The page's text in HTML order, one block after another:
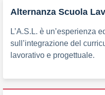
Alternanza Scuola
L’A.S.L. è un’esperienza
sull’integrazione del
lavorativo e progettuale.